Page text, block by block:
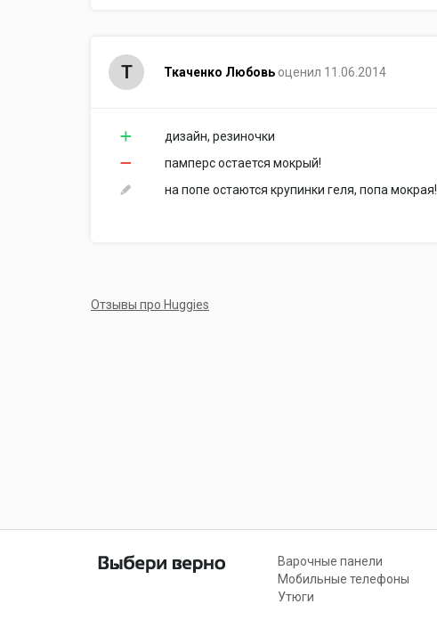
Т Ткаченко Любовь оценил 11.06.2014
дизайн, резиночки
памперс остается мокрый!
на попе остаются крупинки геля, попа мокрая!
Отзывы про Huggies
Варочные панели
Мобильные телефоны
Утюги